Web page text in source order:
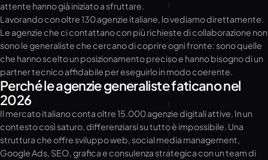
attente hanno già iniziato a sfruttare.
Lavorando con oltre 130 agenzie italiane, lo vediamo direttamente.
Le agenzie che ci contattano con più richieste di collaborazione non
sono le generaliste che cercano di coprire ogni fronte: sono quelle
che hanno scelto un posizionamento preciso e hanno bisogno di un
partner tecnico affidabile per eseguirlo in modo coerente.
Perché le agenzie generaliste faticano nel
2026
Il mercato italiano conta oltre 15.000 agenzie digitali attive. In un
contesto così saturo, differenziarsi su tutto è impossibile. Una
struttura che offre sviluppo web, social media management,
Google Ads, SEO, grafica e consulenza strategica con un team di